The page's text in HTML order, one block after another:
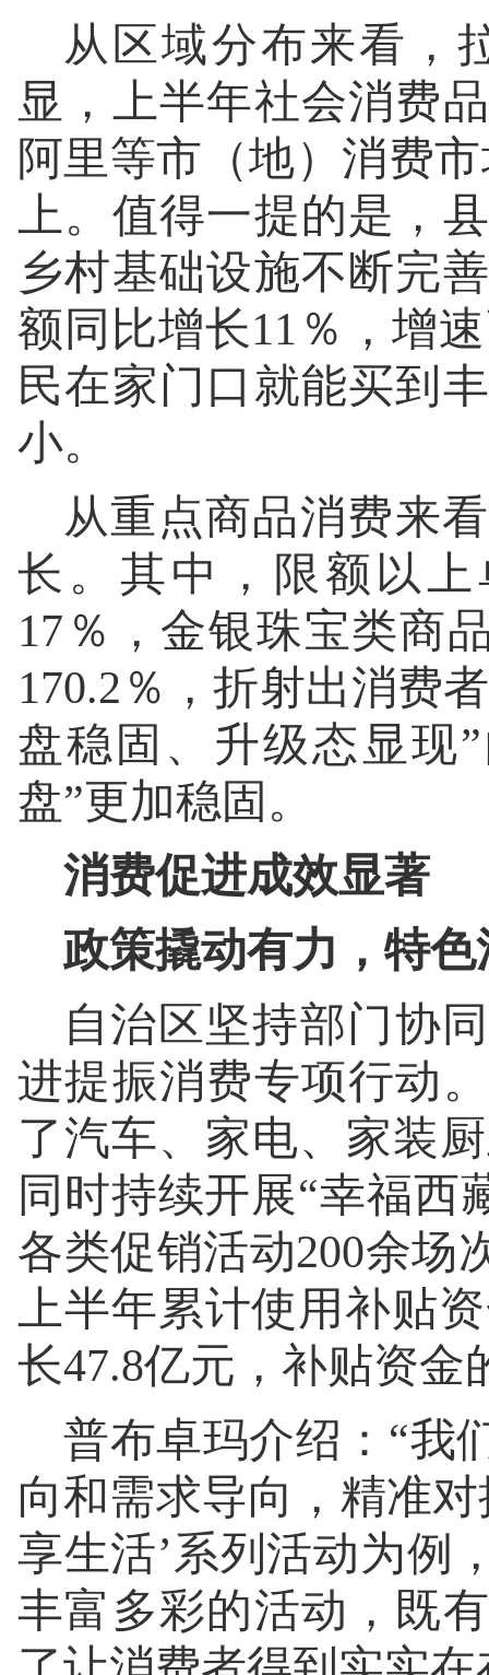
从区域分布来看，
显，上半年社会消费
阿里等市（地）消费
上。值得一提的是，
乡村基础设施不断完
额同比增长11％，增
民在家门口就能买到
小。
从重点商品消费来
长。其中，限额以
17％，金银珠宝类商
170.2％，折射出消费
盘稳固、升级态显现
盘”更加稳固。
消费促进成效显著
政策撬动有力，特
自治区坚持部门协
进提振消费专项行动
了汽车、家电、家装
同时持续开展“幸福西
各类促销活动200余场
上半年累计使用补贴
长47.8亿元，补贴资
普布卓玛介绍：“我
向和需求导向，精准
享生活’系列活动为例
丰富多彩的活动，既